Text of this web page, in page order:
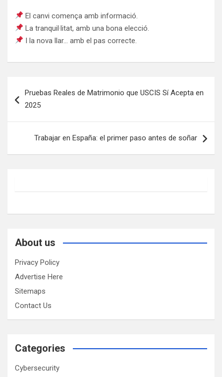
El canvi comença amb informació.
La tranquil·litat, amb una bona elecció.
I la nova llar… amb el pas correcte.
navigation
Pruebas Reales de Matrimonio que USCIS Sí Acepta en
2025
Trabajar en España: el primer paso antes de soñar
About us
Privacy Policy
Advertise Here
Sitemaps
Contact Us
Categories
Cybersecurity